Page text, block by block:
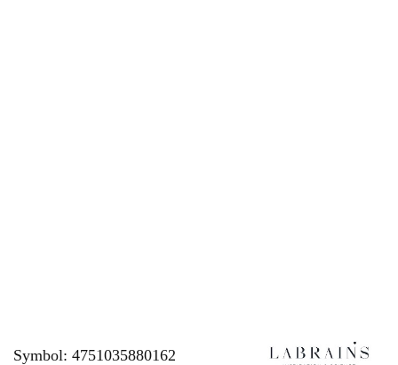
Symbol: 4751035880162